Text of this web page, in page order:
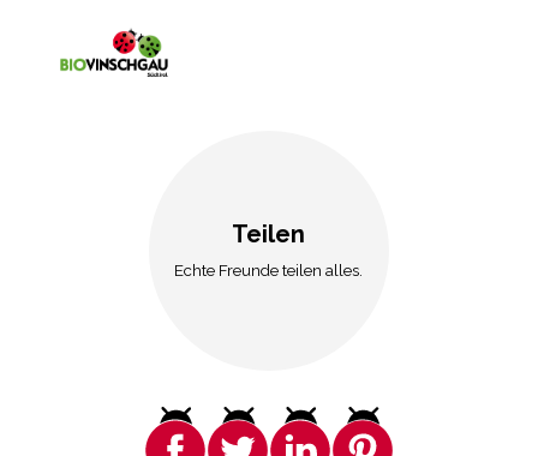
Teilen
Echte Freunde teilen alles.